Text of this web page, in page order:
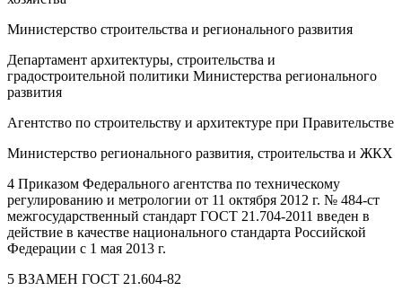
Министерство строительства и регионального развития
Департамент архитектуры, строительства и
градостроительной политики Министерства регионального
развития
Агентство по строительству и архитектуре при Правительстве
Министерство регионального развития, строительства и ЖКХ
4 Приказом Федерального агентства по техническому
регулированию и метрологии от 11 октября 2012 г. № 484-ст
межгосударственный стандарт ГОСТ 21.704-2011 введен в
действие в качестве национального стандарта Российской
Федерации с 1 мая 2013 г.
5 ВЗАМЕН ГОСТ 21.604-82